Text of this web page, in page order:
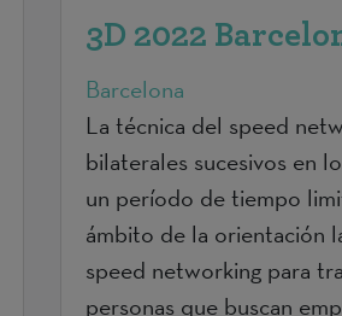
3D 2022
Barcelona
La técnica del speed
bilaterales sucesivos en
un período de tiempo
ámbito de la orientación
speed networking para
personas que buscan